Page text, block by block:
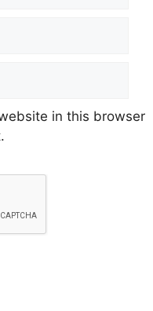
in this browser